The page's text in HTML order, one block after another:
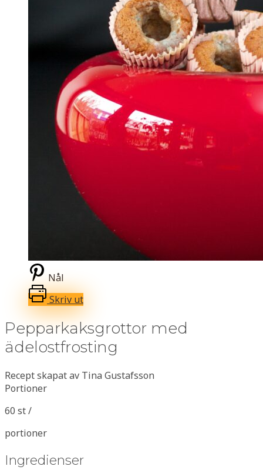
Nål
Skriv ut
Pepparkaksgrottor med
ädelostfrosting
Recept skapat av Tina Gustafsson
Portioner
60 st /
portioner
Ingredienser